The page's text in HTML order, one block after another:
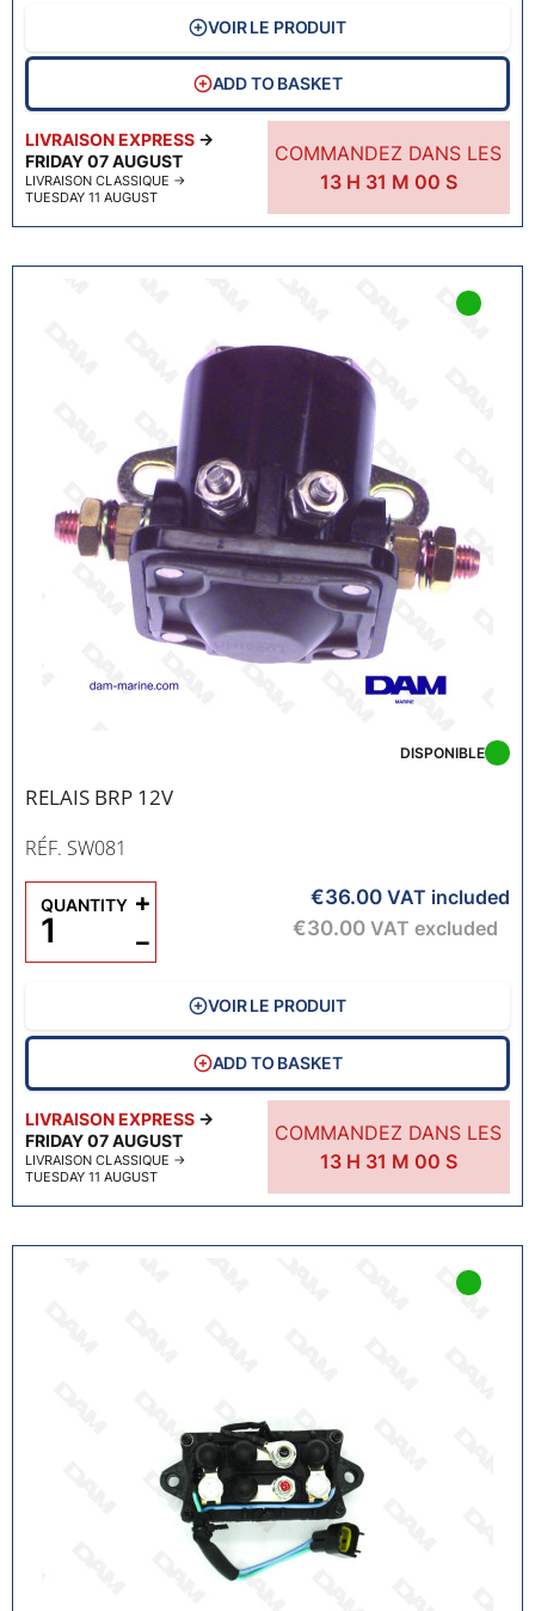
LIVRAISON EXPRESS →
FRIDAY 07 AUGUST
LIVRAISON CLASSIQUE →
TUESDAY 11 AUGUST
COMMANDEZ DANS LES
13H 30 M59 S
VOIR LE PRODUIT
ADD TO BASKET
RELAIS BRP 12V
RÉF. SW081
LIVRAISON EXPRESS →
FRIDAY 07 AUGUST
LIVRAISON CLASSIQUE →
TUESDAY 11 AUGUST
COMMANDEZ DANS LES
13H 30 M59 S
DISPONIBLE
€36.00 VAT included
€30.00 VAT excluded
QUANTITY
−
+
VOIR LE PRODUIT
ADD TO BASKET